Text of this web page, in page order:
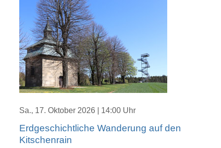
Sa., 17. Oktober 2026 | 14:00 Uhr
Erdgeschichtliche Wanderung auf den
Kitschenrain